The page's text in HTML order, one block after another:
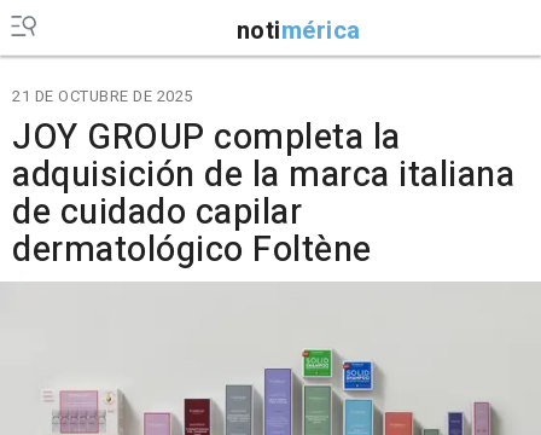
notimérica
21 DE OCTUBRE DE 2025
JOY GROUP completa la
adquisición de la marca italiana
de cuidado capilar
dermatológico Foltène